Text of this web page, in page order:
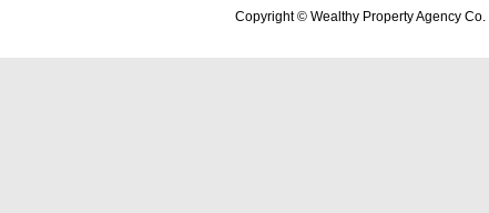
Copyright © Wealthy Property Agency